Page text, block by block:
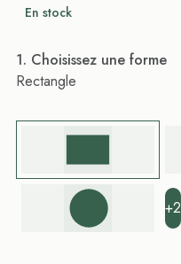
En stock
. Choisissez une forme
Rectangle
+2